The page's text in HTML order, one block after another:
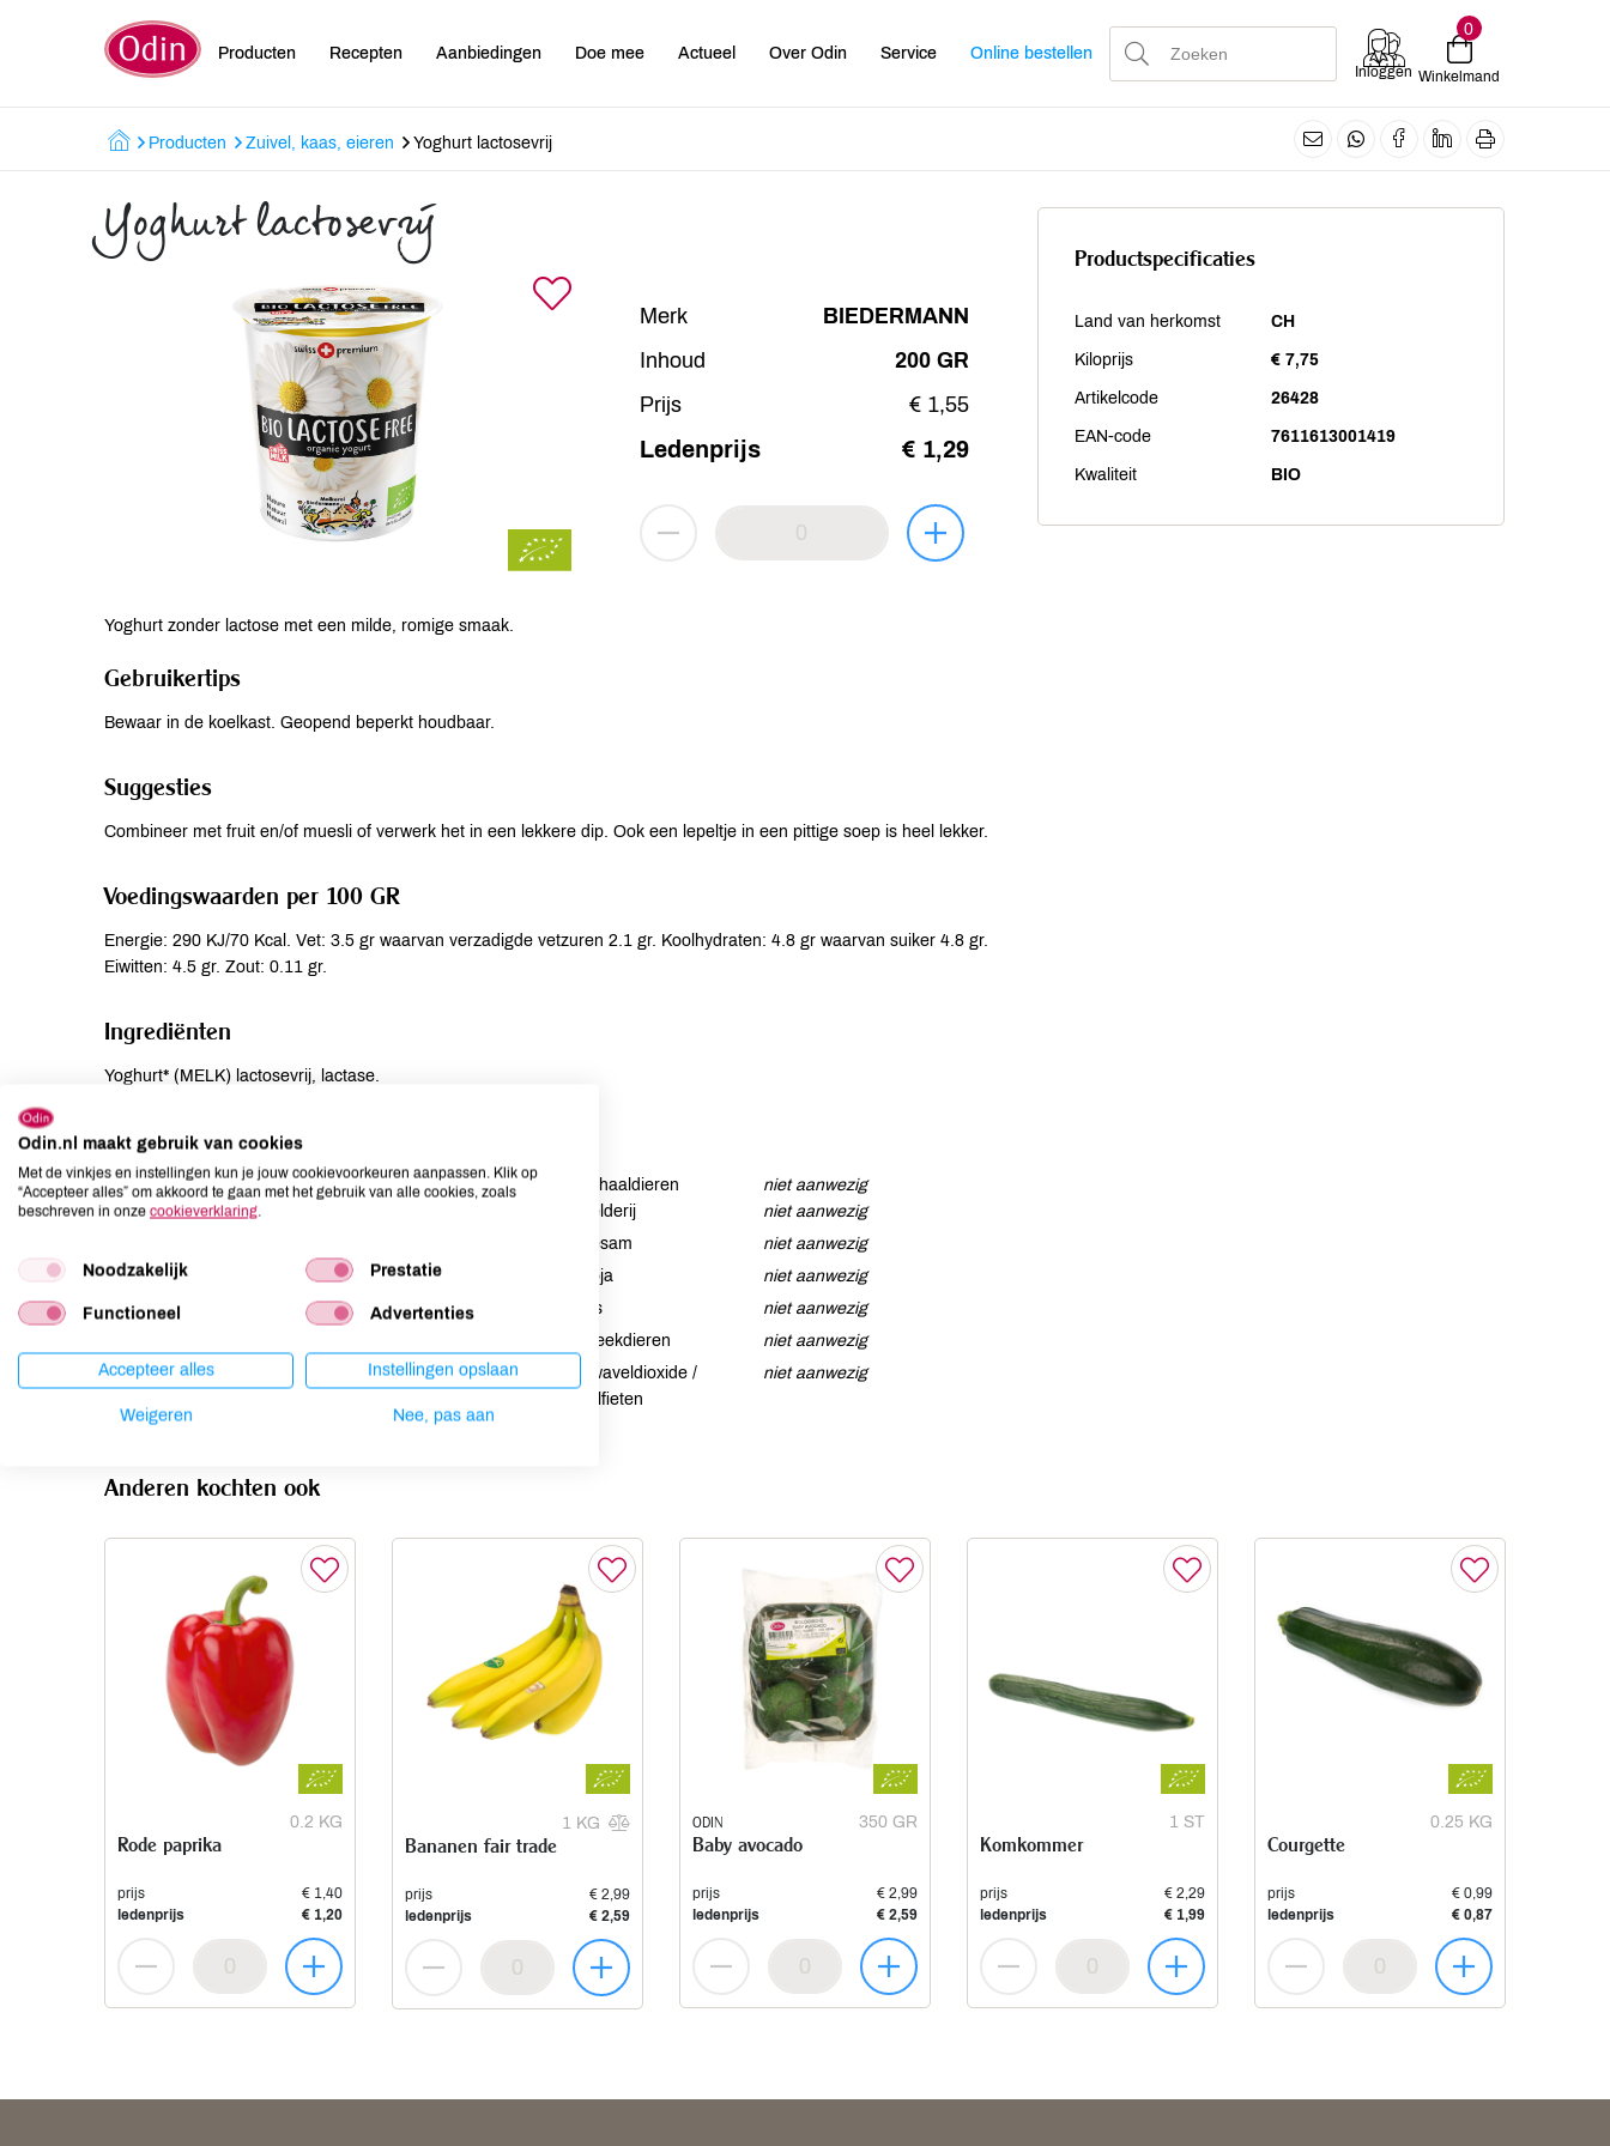
Producten Recepten Aanbiedingen Doe mee Actueel Over Odin Service Online bestellen
Inloggen
0
Winkelmand
Producten Zuivel, kaas, eieren Yoghurt lactosevrij
Yoghurt lactosevrij
Merk
BIEDERMANN
Inhoud
200 GR
Prijs
€ 1,55
Ledenprijs € 1,29
Yoghurt zonder lactose met een milde, romige smaak.
Gebruikertips
Bewaar in de koelkast. Geopend beperkt houdbaar.
Suggesties
Combineer met fruit en/of muesli of verwerk het in een lekkere dip. Ook een lepeltje in een pittige soep is heel lekker.
Voedingswaarden per 100 GR
Energie: 290 KJ/70 Kcal. Vet: 3.5 gr waarvan verzadigde vetzuren 2.1 gr. Koolhydraten: 4.8 gr waarvan suiker 4.8 gr.
Eiwitten: 4.5 gr. Zout: 0.11 gr.
Ingrediënten
Yoghurt* (MELK) lactosevrij, lactase.
Allergenen
Aardnoten
niet aanwezig
Ei
Lactose
aanwezig
Lupine
niet aanwezig
Noten
niet aanwezig
Schaaldieren
niet aanwezig
Selderij
niet aanwezig
Sesam
niet aanwezig
Soja
niet aanwezig
Vis
niet aanwezig
Weekdieren
niet aanwezig
Zwaveldioxide /
sulfieten
niet aanwezig
Productspecificaties
Land van herkomst CH
Kiloprijs € 7,75
Artikelcode 26428
EAN-code 7611613001419
Kwaliteit BIO
Anderen kochten ook
0.2 KG
Rode paprika
prijs
€ 1,40
ledenprijs
€ 1,20
1 KG
Bananen fair trade
prijs
€ 2,99
ledenprijs
€ 2,59
ODIN 350 GR
Baby avocado
prijs
€ 2,99
ledenprijs
€ 2,59
1 ST
Komkommer
prijs
€ 2,29
ledenprijs
€ 1,99
0.25 KG
Courgette
prijs
€ 0,99
ledenprijs
€ 0,87
Odin.nl maakt gebruik van cookies
Met de vinkjes en instellingen kun je jouw cookievoorkeuren aanpassen. Klik op
“Accepteer alles” om akkoord te gaan met het gebruik van alle cookies, zoals
beschreven in onze cookieverklaring.
Noodzakelijk Prestatie
Functioneel Advertenties
Accepteer alles Instellingen opslaan
Weigeren Nee, pas aan